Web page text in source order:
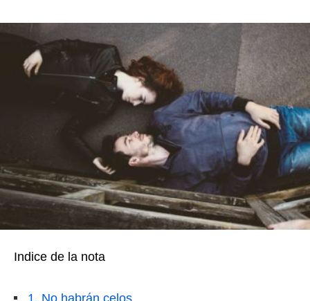
Indice de la nota
1. No habrán celos